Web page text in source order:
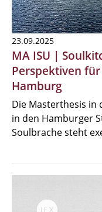
23.09.2025
MA ISU |
Perspektiven
Hamburg
Die Masterthesis in
in den Hamburger
Soulbrache steht